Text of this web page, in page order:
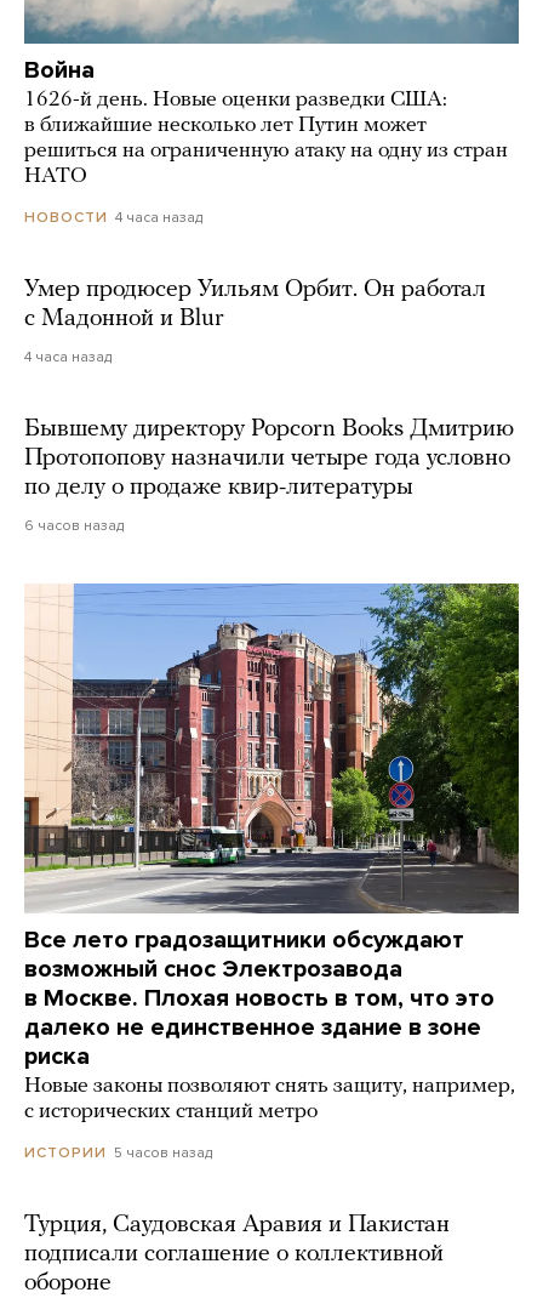
Война
1626-й день. Новые оценки разведки США:
в ближайшие несколько лет Путин может
решиться на ограниченную атаку на одну из стран
НАТО
НОВОСТИ 4 часа назад
Умер продюсер Уильям Орбит. Он работал
с Мадонной и Blur
4 часа назад
Бывшему директору Popcorn Books Дмитрию
Протопопову назначили четыре года условно
по делу о продаже квир-литературы
6 часов назад
Все лето градозащитники обсуждают
возможный снос Электрозавода
в Москве. Плохая новость в том, что это
далеко не единственное здание в зоне
риска
Новые законы позволяют снять защиту, например,
с исторических станций метро
ИСТОРИИ 5 часов назад
Турция, Саудовская Аравия и Пакистан
подписали соглашение о коллективной
обороне